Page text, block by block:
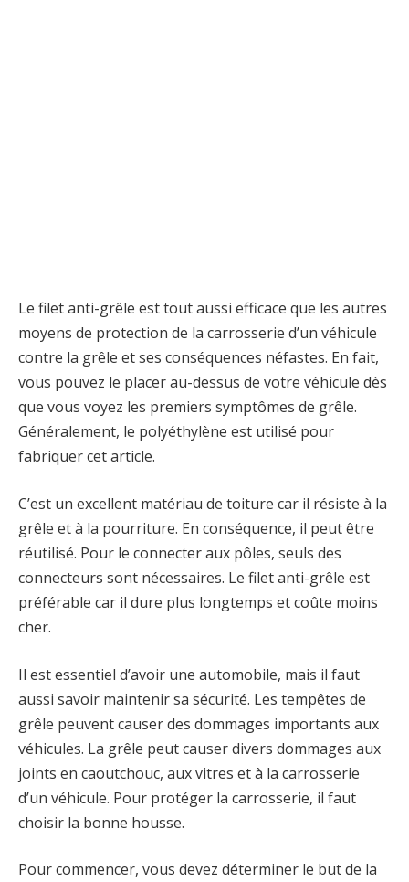
Le filet anti-grêle est tout aussi efficace que les autres
moyens de protection de la carrosserie d’un véhicule
contre la grêle et ses conséquences néfastes. En fait,
vous pouvez le placer au-dessus de votre véhicule dès
que vous voyez les premiers symptômes de grêle.
Généralement, le polyéthylène est utilisé pour
fabriquer cet article.
C’est un excellent matériau de toiture car il résiste à la
grêle et à la pourriture. En conséquence, il peut être
réutilisé. Pour le connecter aux pôles, seuls des
connecteurs sont nécessaires. Le filet anti-grêle est
préférable car il dure plus longtemps et coûte moins
cher.
Il est essentiel d’avoir une automobile, mais il faut
aussi savoir maintenir sa sécurité. Les tempêtes de
grêle peuvent causer des dommages importants aux
véhicules. La grêle peut causer divers dommages aux
joints en caoutchouc, aux vitres et à la carrosserie
d’un véhicule. Pour protéger la carrosserie, il faut
choisir la bonne housse.
Pour commencer, vous devez déterminer le but de la